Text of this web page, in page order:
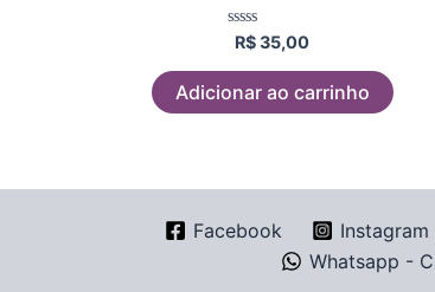
Avaliação
de
5
R$35,00
Adicionar ao carrinho
Facebook Instagram
Whatsapp -